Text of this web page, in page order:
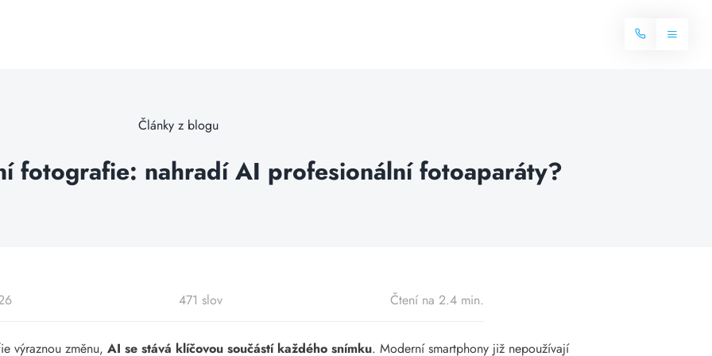
Toggle
Balíčky internetu
Články z blogu
fotografie: nahradí AI profesionální fotoaparáty?
471 slov Čtení na 2.4 min.
výraznou změnu,AI se stává klíčovou součástí každého snímku. Moderní smartphony již nepoužívají